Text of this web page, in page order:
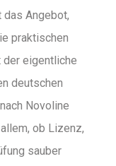
das Angebot,
praktischen
der eigentliche
deutschen
Novoline
ob Lizenz,
sauber